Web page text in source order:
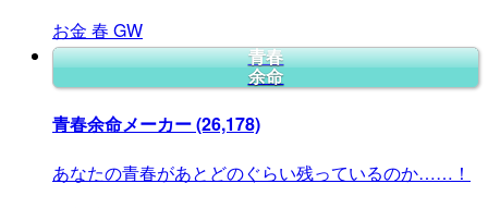
お金 春 GW
青春
余命
青春余命メーカー(26,178)
あなたの青春があとどのぐらい残っているのか……！